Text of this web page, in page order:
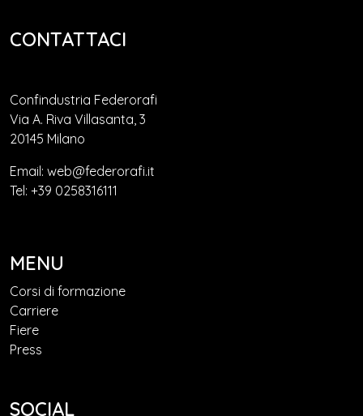
CONTATTACI
Confindustria Federorafi
Via A. Riva Villasanta, 3
20145 Milano
Email: web@federorafi.it
Tel: +39 0258316111
MENU
Corsi di formazione
Carriere
Fiere
Press
SOCIAL